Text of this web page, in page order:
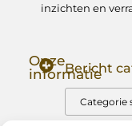
inzichten en
Onze
informatie
Bericht